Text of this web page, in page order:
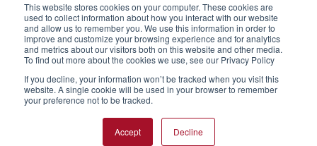
This website stores cookies on your computer. These cookies are
used to collect information about how you interact with our website
and allow us to remember you. We use this information in order to
improve and customize your browsing experience and for analytics
and metrics about our visitors both on this website and other media.
To find out more about the cookies we use, see our Privacy Policy
If you decline, your information won’t be tracked when you visit this
website. A single cookie will be used in your browser to remember
your preference not to be tracked.
Accept Decline